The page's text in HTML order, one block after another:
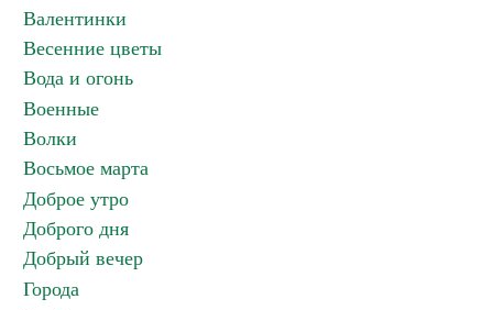
Валентинки
Весенние цветы
Вода и огонь
Военные
Волки
Восьмое марта
Доброе утро
Доброго дня
Добрый вечер
Города